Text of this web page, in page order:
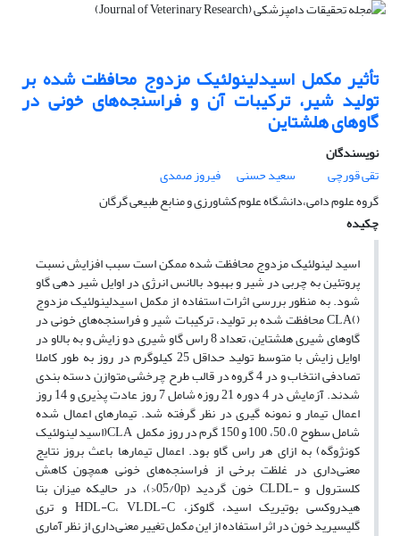
تأثیر مکمل اسیدلینولئیک مزدوج محافظت شده بر
تولید شیر، ترکیبات آن و فراسنجه‌های خونی در
گاوهای هلشتاین
نویسندگان
تقی قورچی
سعید حسنی
فیروز صمدی
گروه علوم دامی،دانشگاه علوم کشاورزی و منابع طبیعی گرگان
چکیده
اسید لینولئیک مزدوج محافظت شده ممکن است سبب افزایش نسبت
پروتئین به چربی در شیر و بهبود بالانس انرژی در اوایل شیر دهی گاو
شود. به منظور بررسی اثرات استفاده از مکمل اسیدلینولئیک مزدوج
(‌)CLA محافظت شده بر تولید، ترکیبات شیر و فراسنجه‌های خونی در
گاوهای شیری هلشتاین، تعداد 8 راس گاو شیری دو زایش و به بالاو در
اوایل زایش با متوسط تولید حداقل 25 کیلوگرم در روز به طور کاملا
تصادفی انتخاب و در 4 گروه در قالب طرح چرخشی متوازن دسته بندی
شدند. آزمایش در 4 دوره 21 روزه شامل 7 روز عادت پذیری و 14 روز
اعمال تیمار و نمونه گیری در نظر گرفته شد. تیمار‌های اعمال شده
شامل سطوح 0، 50، 100 و 150 گرم در روز مکمل ‌ CLA(اسید لینولئیک
کونژوگه) به ازای هر راس گاو بود. اعمال تیمار‌ها باعث بروز نتایج
معنی‌داری در غلظت برخی از فراسنجه‌های خونی همچون کاهش
کلسترول و ‌-CLDL خون گردید (05/0‌p<‌)، در حالیکه میزان بتا
هیدروکسی بوتیریک اسید، گلوکز، HDL-C، VLDL-C و تری
گلیسیرید خون در اثر استفاده از این مکمل تغییر معنی‌داری از نظر آماری